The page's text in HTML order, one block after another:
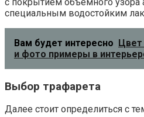
специальным водостойким
Вам будет интересно Цвет
и фото примеры в
Выбор трафарета
Далее стоит определиться с